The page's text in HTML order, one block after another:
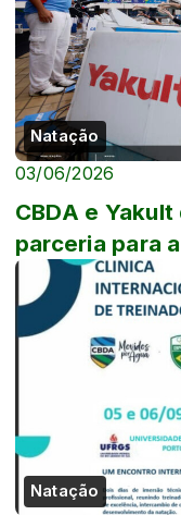
Natação
03/06/2026
CBDA e
parceria para
Natação